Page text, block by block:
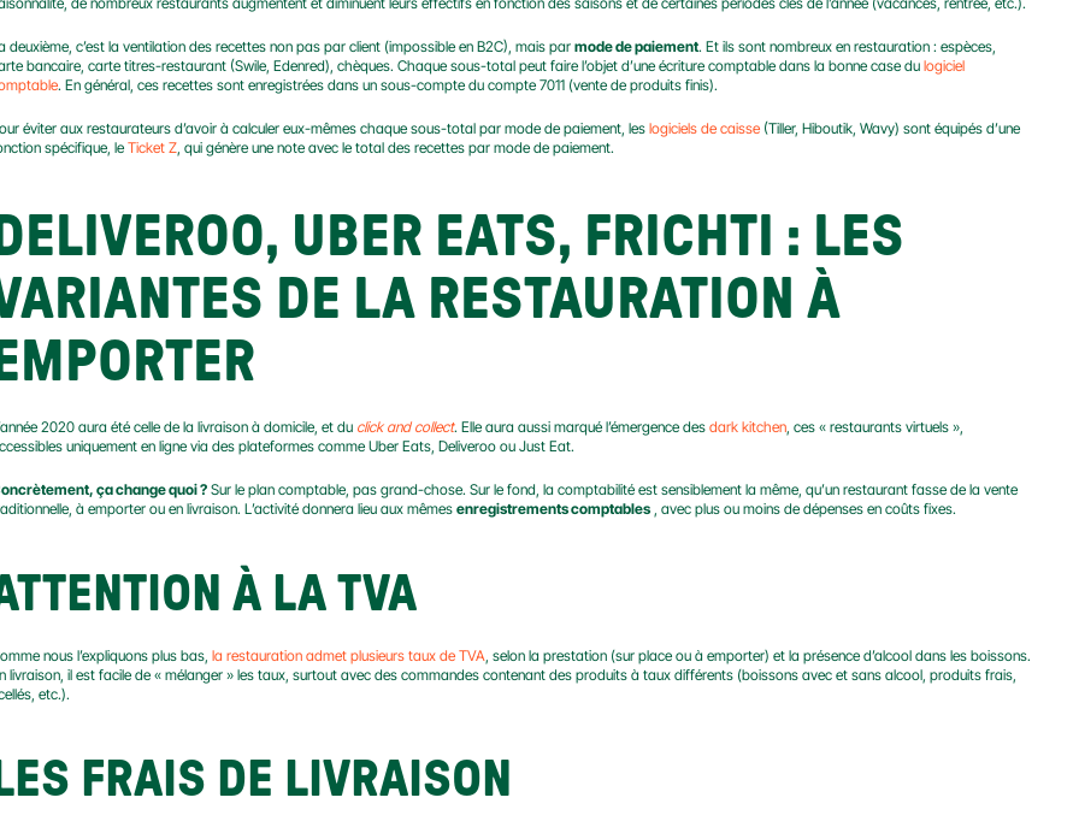
deuxième, c’est la ventilation des recettes non pas par client (impossible en B2C), mais par mode de paiement. Et ils sont nombreux en restauration : espèces,
bancaire, carte titres-restaurant (Swile, Edenred), chèques. Chaque sous-total peut faire l’objet d’une écriture comptable dans la bonne case du logiciel
. En général, ces recettes sont enregistrées dans un sous-compte du compte 7011 (vente de produits finis).
éviter aux restaurateurs d’avoir à calculer eux-mêmes chaque sous-total par mode de paiement, les logiciels de caisse (Tiller, Hiboutik, Wavy) sont équipés d’une
spécifique, le Ticket Z , qui génère une note avec le total des recettes par mode de paiement.
DELIVEROO, UBER EATS, FRICHTI : LES
DE LA RESTAURATION À
EMPORTER
2020 aura été celle de la livraison à domicile, et du click and collect. Elle aura aussi marqué l’émergence des dark kitchen , ces « restaurants virtuels »,
uniquement en ligne via des plateformes comme Uber Eats, Deliveroo ou Just Eat.
ça change quoi ? Sur le plan comptable, pas grand-chose. Sur le fond, la comptabilité est sensiblement la même, qu’un restaurant fasse de la vente
à emporter ou en livraison. L’activité donnera lieu aux mêmes enregistrements comptables , avec plus ou moins de dépenses en coûts fixes.
À LA TVA
nous l’expliquons plus bas, la restauration admet plusieurs taux de TVA , selon la prestation (sur place ou à emporter) et la présence d’alcool dans les boissons.
livraison, il est facile de « mélanger » les taux, surtout avec des commandes contenant des produits à taux différents (boissons avec et sans alcool, produits frais,
etc.).
LES FRAIS DE LIVRAISON